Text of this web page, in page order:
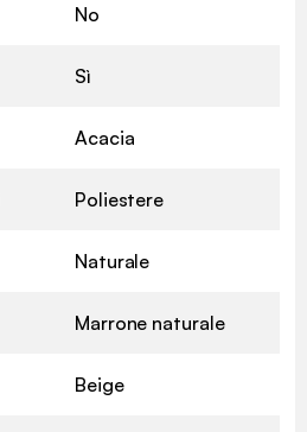
No
Sì
Acacia
Poliestere
Naturale
Marrone naturale
Beige